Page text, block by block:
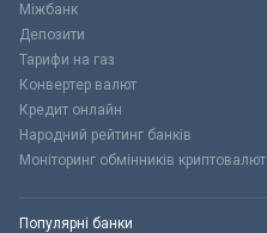
Міжбанк
Депозити
Тарифи на газ
Конвертер валют
Кредит онлайн
Народний рейтинг банків
Моніторинг обмінників криптовалют
Популярні банки